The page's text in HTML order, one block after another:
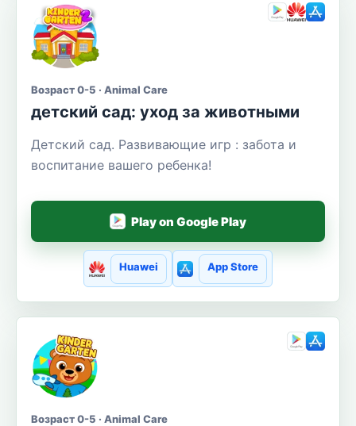
Возраст 0-5 · Animal Care
детский сад: уход за животными
Детский сад. Развивающие игр : забота и
воспитание вашего ребенка!
Play on Google Play
Huawei App Store
Возраст 0-5 · Animal Care